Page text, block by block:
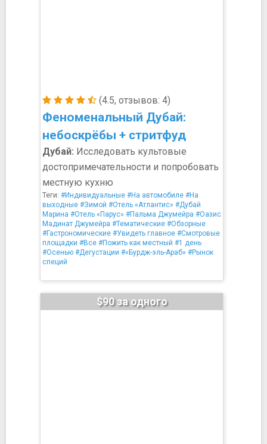
(4.5, отзывов: 4)
Феноменальный Дубай:
небоскрёбы + стритфуд
Дубай: Исследовать культовые
достопримечательности и попробовать
местную кухню
Теги: #Индивидуальные #На автомобиле #На
выходные #Зимой #Отель «Атлантис» #Дубай
Марина #Отель «Парус» #Пальма Джумейра #Оазис
Мадинат Джумейра #Тематические #Обзорные
#Гастрономические #Увидеть главное #Смотровые
площадки #Все #Пожить как местный #1 день
#Осенью #Дегустации #«Бурдж-эль-Араб» #Рынок
специй
$90 за одного